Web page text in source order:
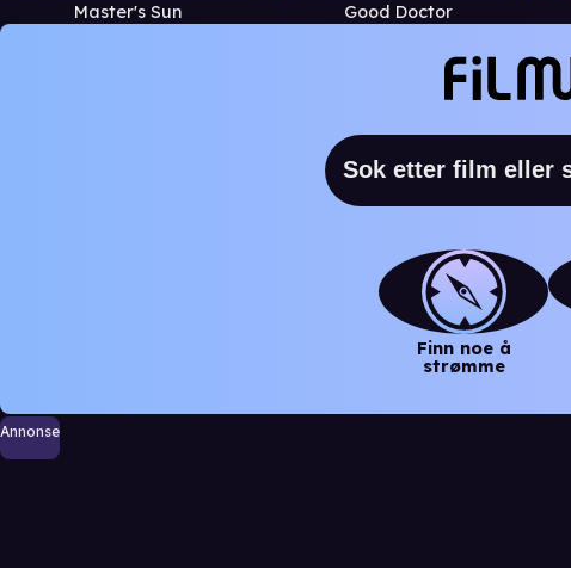
Master's Sun Good Doctor
Finn noe å
strømme
Annonse